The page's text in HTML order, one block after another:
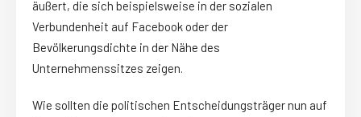
äußert, die sich beispielsweise in der sozialen
Verbundenheit auf Facebook oder der
Bevölkerungsdichte in der Nähe des
Unternehmenssitzes zeigen.
Wie sollten die politischen Entscheidungsträger nun auf